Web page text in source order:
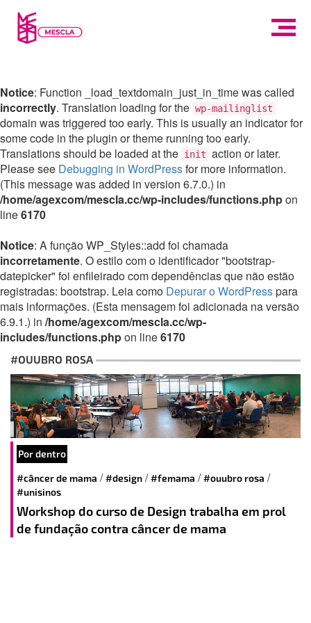
Notice: Function _load_textdomain_just_in_time was called
incorrectly. Translation loading for the wp-mailinglist
domain was triggered too early. This is usually an indicator for
some code in the plugin or theme running too early.
Translations should be loaded at the init action or later.
Please see Debugging in WordPressfor more information.
(This message was added in version 6.7.0.) in
/home/agexcom/mescla.cc/wp-includes/functions.phpon
line6170
Notice: A função WP_Styles::add foi chamada
incorretamente. O estilo com o identificador "bootstrap-
datepicker" foi enfileirado com dependências que não estão
registradas: bootstrap. Leia como Depurar o WordPresspara
mais informações. (Esta mensagem foi adicionada na versão
6.9.1.) in /home/agexcom/mescla.cc/wp-
includes/functions.phpon line6170
#OUUBRO ROSA
Por dentro
#câncer de mama /#design /#femama /#ouubro rosa /
#unisinos
Workshop do curso de Design trabalha em prol
de fundação contra câncer de mama